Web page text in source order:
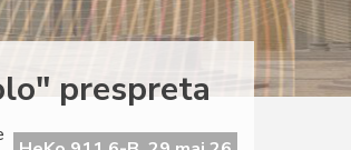
prespreta